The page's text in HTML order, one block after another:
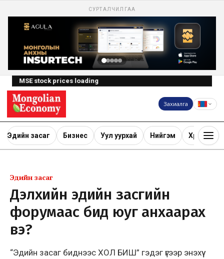
СУРТАЛЧИЛГАА
MSE stock prices loading
Захиалга
Эдийн засаг Бизнес Уул уурхай Нийгэм Хөрөнгө
Эдийн засаг
Дэлхийн эдийн засгийн
форумаас бид юуг анхаарах
вэ?
“Эдийн засаг биднээс ХОЛ БИШ” гэдэг үгээр энэхүү